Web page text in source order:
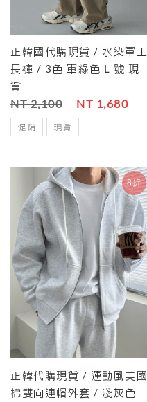
正韓國代購現貨 / 水染軍工
長褲 / 3色 軍綠色 L 號 現
貨
NT 2,100 NT 1,680
促銷 現貨
8折
正韓代購現貨 / 運動風美國
棉雙向連帽外套 / 淺灰色